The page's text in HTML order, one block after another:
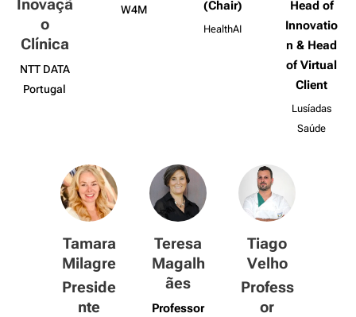
Inovaçã
o
Clínica
NTT DATA
Portugal
W4M
(Chair)
HealthAI
Head of
Innovatio
n & Head
of Virtual
Client
Lusíadas
Saúde
Tamara
Milagre
Preside
nte
Teresa
Magalh
ães
Professor
Tiago
Velho
Profess
or